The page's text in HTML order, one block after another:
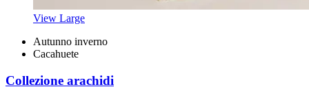
View Large
Autunno inverno
Cacahuete
Collezione arachidi